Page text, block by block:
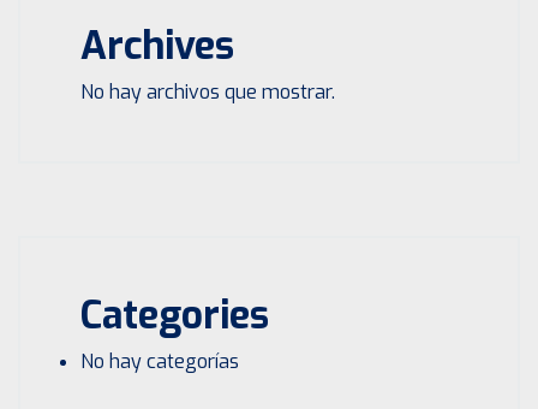
Archives
No hay archivos que mostrar.
Categories
No hay categorías